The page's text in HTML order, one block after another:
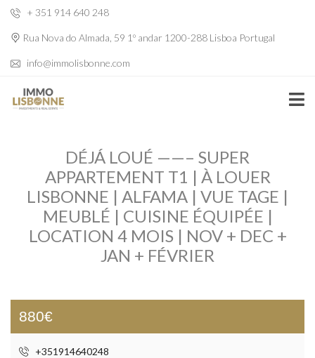
+ 351 914 640 248
Rua Nova do Almada, 59 1º andar 1200-288 Lisboa Portugal
info@immolisbonne.com
DÉJÁ LOUÉ ——– SUPER
APPARTEMENT T1 | À LOUER
LISBONNE | ALFAMA | VUE TAGE |
MEUBLÉ | CUISINE ÉQUIPÉE |
LOCATION 4 MOIS | NOV + DEC +
JAN + FÉVRIER
880€
+351914640248